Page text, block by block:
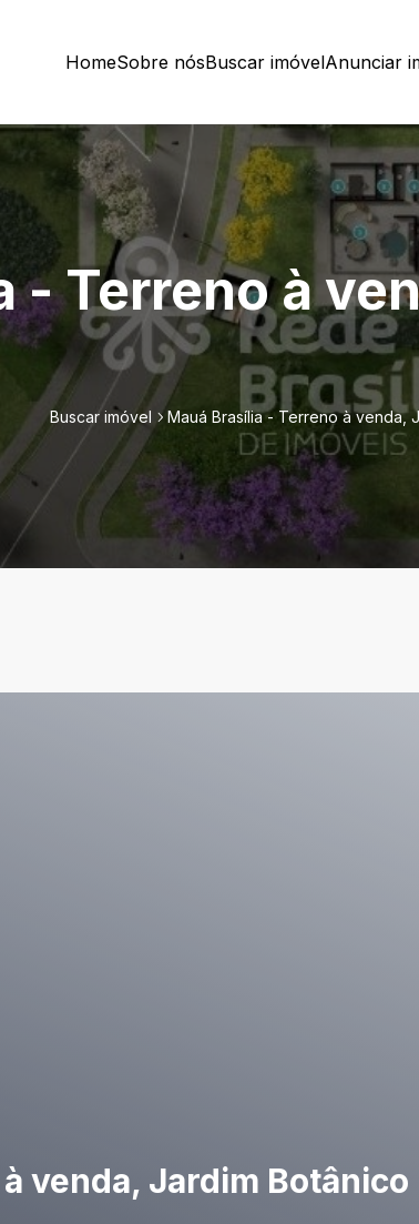
HomeSobre nósBuscar imóvelAnunciar
- Terreno à
Buscar imóvel Mauá Brasília - Terreno à venda,
venda, Jardim Botânico